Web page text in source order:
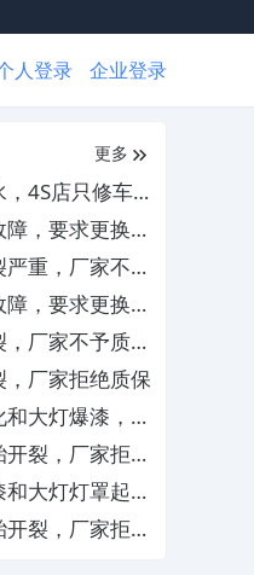
人登录 企业登录
更多
4S店只修车
，要求更换机
重，厂家不作
，要求更换机
厂家不予质保
厂家拒绝质保
大灯爆漆，厂
裂，厂家拒绝
大灯灯罩起皮
处理
裂，厂家拒绝